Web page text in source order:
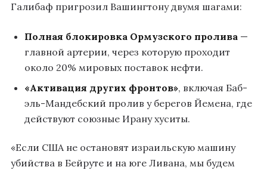
Галибаф пригрозил Вашингтону двумя шагами:
Полная блокировка Ормузского пролива —
главной артерии, через которую проходит
около 20% мировых поставок нефти.
«Активация других фронтов», включая Баб-
эль-Мандебский пролив у берегов Йемена, где
действуют союзные Ирану хуситы.
«Если США не остановят израильскую машину
убийства в Бейруте и на юге Ливана, мы будем